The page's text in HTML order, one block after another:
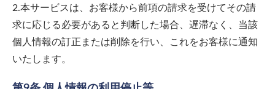
2.本サービスは、お客様から前項の請求を受けてその請
求に応じる必要があると判断した場合、遅滞なく、当該
個人情報の訂正または削除を行い、これをお客様に通知
いたします。